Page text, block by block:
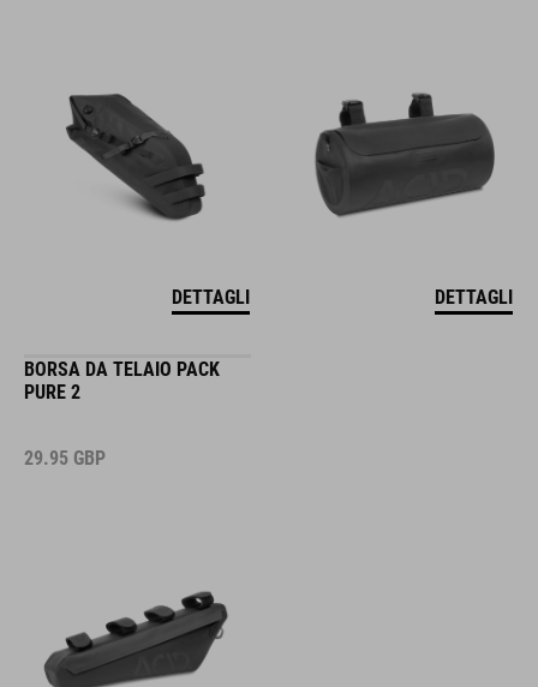
DETTAGLI DETTAGLI
BORSA DA TELAIO PACK
PURE 2
29.95 GBP